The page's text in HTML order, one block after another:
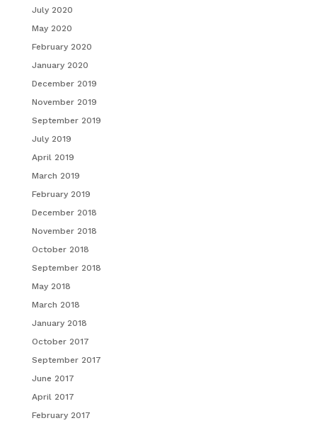
July 2020
May 2020
February 2020
January 2020
December 2019
November 2019
September 2019
July 2019
April 2019
March 2019
February 2019
December 2018
November 2018
October 2018
September 2018
May 2018
March 2018
January 2018
October 2017
September 2017
June 2017
April 2017
February 2017